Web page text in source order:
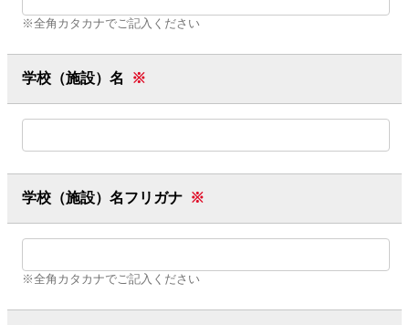
※全角カタカナでご記入ください
学校（施設）名 ※
学校（施設）名フリガナ ※
※全角カタカナでご記入ください